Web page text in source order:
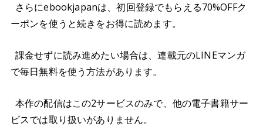
さらにebookjapanは、初回登録でもらえる70%OFFク
ーポンを使うと続きをお得に読めます。
課金せずに読み進めたい場合は、連載元のLINEマンガ
で毎日無料を使う方法があります。
本作の配信はこの2サービスのみで、他の電子書籍サー
ビスでは取り扱いがありません。